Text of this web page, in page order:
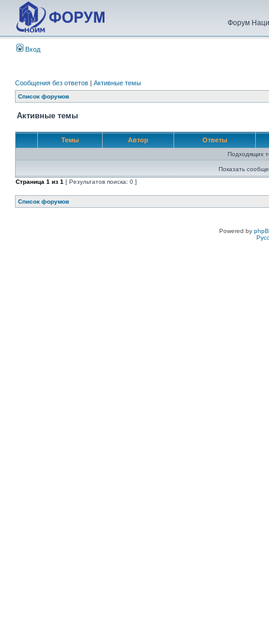
Форум
Вход
Сообщения без ответов | Активные темы
Список форумов
Активные темы
Темы Автор Ответы
Подходящих
Показать
Страница 1 из 1 [ Результатов поиска: 0 ]
Список форумов
Powered by